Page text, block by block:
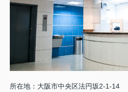
所在地：大阪市中央区法円坂2-1-14